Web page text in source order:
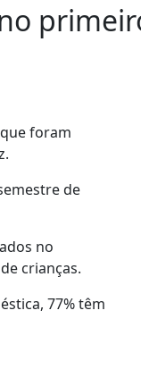
foram
de
no
crianças.
77% têm